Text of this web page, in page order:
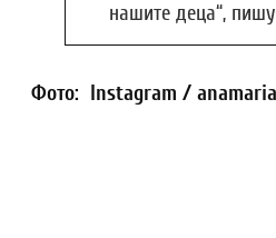
нашите деца“,
Фото: Instagram /